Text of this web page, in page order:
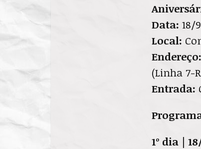
Data: 18/
Local:
Endereço:
(Linha 7-
Entrada:
1º dia |